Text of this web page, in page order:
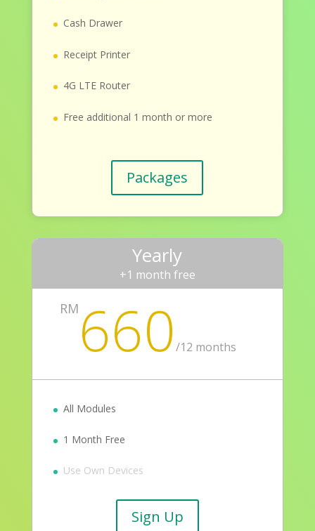
Cash Drawer
Receipt Printer
4G LTE Router
Free additional 1 month or more
Packages
Yearly
+1 month free
RM 660 /12 months
All Modules
1 Month Free
Use Own Devices
Sign Up